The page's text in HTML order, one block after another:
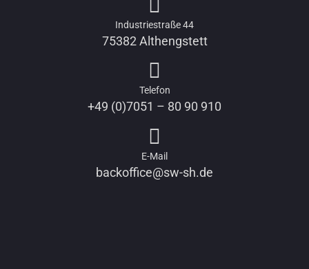
Industriestraße 44
75382 Althengstett
Telefon
+49 (0)7051 – 80 90 910
E-Mail
backoffice@sw-sh.de